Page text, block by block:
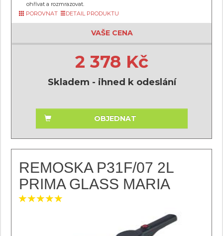
ohřívat a rozmrazovat.
POROVNAT
DETAIL PRODUKTU
VAŠE CENA
2 378 Kč
Skladem - ihned k odeslání
OBJEDNAT
REMOSKA P31F/07 2L
PRIMA GLASS MARIA